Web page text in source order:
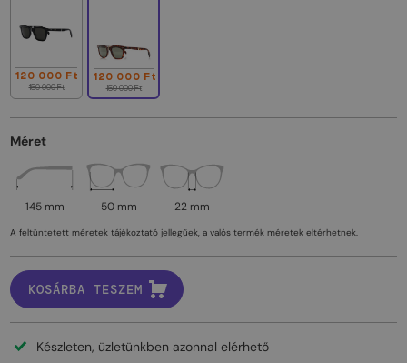
120 000 Ft
150 000 Ft
120 000 Ft
150 000 Ft
Méret
145 mm 50 mm 22 mm
A feltüntetett méretek tájékoztató jellegűek, a valós termék méretek eltérhetnek.
KOSÁRBA TESZEM
Készleten, üzletünkben azonnal elérhető